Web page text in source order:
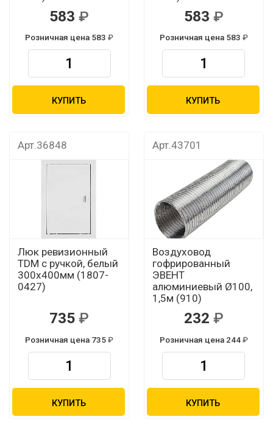
583
Розничная цена 583
КУПИТЬ
583
Розничная цена 583
КУПИТЬ
Арт.36848
Люк ревизионный
TDM с ручкой, белый
300х400мм (1807-
0427)
735
Розничная цена 735
КУПИТЬ
Арт.43701
Воздуховод
гофрированный
ЭВЕНТ
алюминиевый Ø100,
1,5м (910)
232
Розничная цена 244
КУПИТЬ